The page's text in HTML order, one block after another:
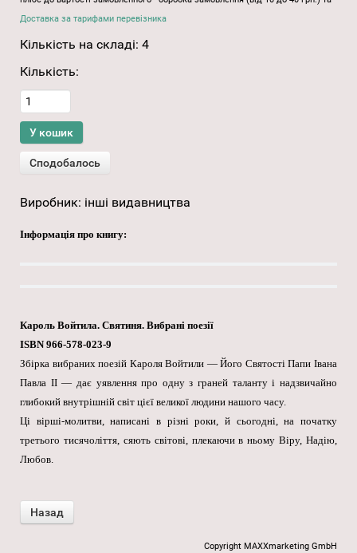
Доставка за тарифами перевізника
Кількість на складі: 4
Кількість:
Виробник: інші видавництва
Інформація про книгу:
Кароль Войтила. Cвятиня. Вибрані поезії
ISBN 966-578-023-9
Збірка вибраних поезій Кароля Войтили — Його Святості Папи Івана
Павла II — дає уявлення про одну з граней таланту і надзвичайно
глибокий внутрішній світ цієї великої людини нашого часу.
Ці вірші-молитви, написані в різні роки, й сьогодні, на початку
третього тисячоліття, сяють світові, плекаючи в ньому Віру, Надію,
Любов.
Copyright MAXXmarketing GmbH